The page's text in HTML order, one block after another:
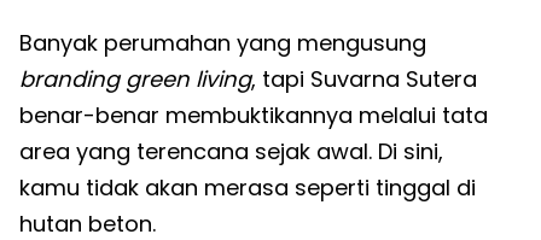
Banyak perumahan yang mengusung
branding green living, tapi Suvarna Sutera
benar-benar membuktikannya melalui tata
area yang terencana sejak awal. Di sini,
kamu tidak akan merasa seperti tinggal di
hutan beton.